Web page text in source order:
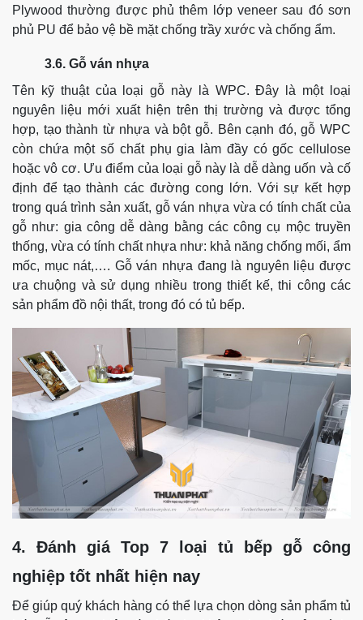
Plywood thường được phủ thêm lớp veneer sau đó sơn
phủ PU để bảo vệ bề mặt chống trầy xước và chống ẩm.
3.6. Gỗ ván nhựa
Tên kỹ thuật của loại gỗ này là WPC. Đây là một loại
nguyên liệu mới xuất hiện trên thị trường và được tổng
hợp, tạo thành từ nhựa và bột gỗ. Bên cạnh đó, gỗ WPC
còn chứa một số chất phụ gia làm đầy có gốc cellulose
hoặc vô cơ. Ưu điểm của loại gỗ này là dễ dàng uốn và cố
định để tạo thành các đường cong lớn. Với sự kết hợp
trong quá trình sản xuất, gỗ ván nhựa vừa có tính chất của
gỗ như: gia công dễ dàng bằng các công cụ mộc truyền
thống, vừa có tính chất nhựa như: khả năng chống mối, ẩm
mốc, mục nát,…. Gỗ ván nhựa đang là nguyên liệu được
ưa chuộng và sử dụng nhiều trong thiết kế, thi công các
sản phẩm đồ nội thất, trong đó có tủ bếp.
4. Đánh giá Top 7 loại tủ bếp gỗ công
nghiệp tốt nhất hiện nay
Để giúp quý khách hàng có thể lựa chọn dòng sản phẩm tủ